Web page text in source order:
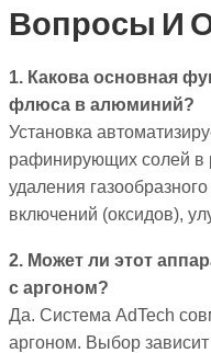
Вопросы И
1. Какова основная
флюса в алюминий?
Установка
рафинирующих солей в
удаления
включений (оксидов),
2. Может ли этот
с аргоном?
Да. Система AdTech
аргоном. Выбор